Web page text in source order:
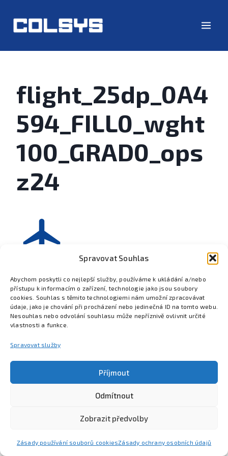
Spravovat Souhlas
Abychom poskytli co nejlepší služby, používáme k ukládání a/nebo
přístupu k informacím o zařízení, technologie jako jsou soubory
cookies. Souhlas s těmito technologiemi nám umožní zpracovávat
údaje, jako je chování při procházení nebo jedinečná ID na tomto webu.
Nesouhlas nebo odvolání souhlasu může nepříznivě ovlivnit určité
vlastnosti a funkce.
Spravovat služby
Příjmout
Odmítnout
Zobrazit předvolby
Zásady používání souborů cookiesZásady ochrany osobních údajů
flight_25dp_0A4
594_FILL0_wght
100_GRAD0_ops
z24
Volná místa Pro studenty